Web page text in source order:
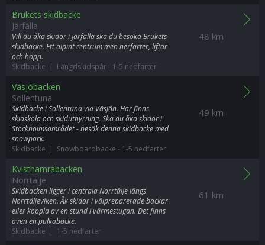
48 km
Brukets skidbacke
Järfälla
Vill du åka skidor i Järfälla ska du besöka Brukets
skidbacke. Ett alpint centrum men nerfarter, liftar
och hopp.
Skidbacke | Längdskidspår- 1-5 nedfarter
49 km
Väsjöbacken
Sollentuna
Skidbacke i Sollentuna vid Väsjön. Här finns
skidskola och skiduthyrning. Ska du åka skidor i
Stockholmsområdet - besök denna skidbacke med
snowpark.
Skidbacke | Snowboardbacke - 1-5 nedfarter
61 km
Kvisthamrabacken
Norrtälje
Skidbacken ligger i centrala Norrtälje längs
Norrtäljeviken. Åk skidor i välpreparerade backar
eller koppla av en stund i värmestugan. Det finns
även en pulkabacke.
Skidbacke | 1-5 nedfarter